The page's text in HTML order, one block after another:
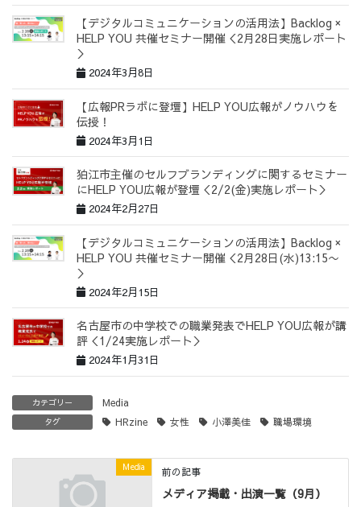
【デジタルコミュニケーションの活用法】Backlog ×
HELP YOU 共催セミナー開催＜2月28日実施レポート
＞
2024年3月8日
【広報PRラボに登壇】HELP YOU広報がノウハウを
伝授！
2024年3月1日
狛江市主催のセルフブランディングに関するセミナー
にHELP YOU広報が登壇＜2/2(金)実施レポート＞
2024年2月27日
【デジタルコミュニケーションの活用法】Backlog ×
HELP YOU 共催セミナー開催＜2月28日(水)13:15〜
＞
2024年2月15日
名古屋市の中学校での職業発表でHELP YOU広報が講
評＜1/24実施レポート＞
2024年1月31日
カテゴリー Media
タグ HRzine 女性 小澤美佳 職場環境
Media 前の記事
メディア掲載・出演一覧（9月）